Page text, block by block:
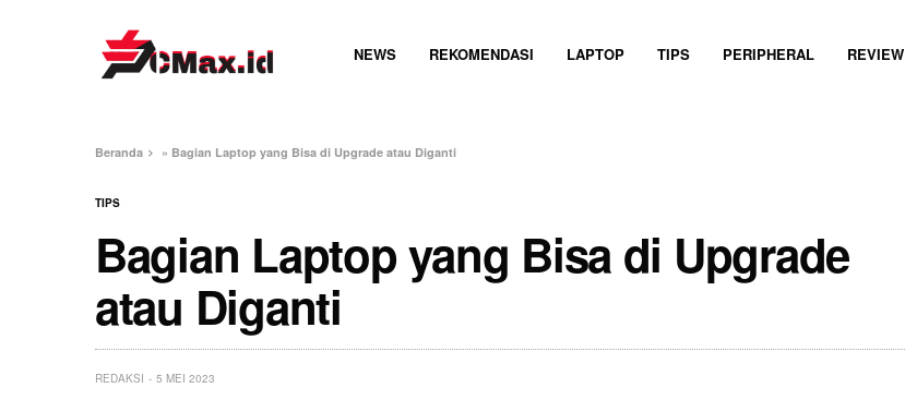
NEWS REKOMENDASI LAPTOP TIPS PERIPHERAL REVIEW
Beranda » Bagian Laptop yang Bisa di Upgrade atau Diganti
TIPS
Bagian Laptop yang Bisa di Upgrade
atau Diganti
REDAKSI 5 MEI 2023